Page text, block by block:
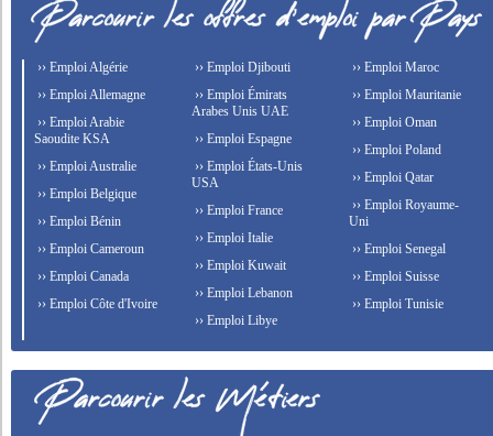
›› Emploi Algérie
›› Emploi Allemagne
›› Emploi Arabie
Saoudite KSA
›› Emploi Australie
›› Emploi Belgique
›› Emploi Bénin
›› Emploi Cameroun
›› Emploi Canada
›› Emploi Côte d'Ivoire
›› Emploi Djibouti
›› Emploi Émirats
Arabes Unis UAE
›› Emploi Espagne
›› Emploi États-Unis
USA
›› Emploi France
›› Emploi Italie
›› Emploi Kuwait
›› Emploi Lebanon
›› Emploi Libye
›› Emploi Maroc
›› Emploi Mauritanie
›› Emploi Oman
›› Emploi Poland
›› Emploi Qatar
›› Emploi Royaume-
Uni
›› Emploi Senegal
›› Emploi Suisse
›› Emploi Tunisie